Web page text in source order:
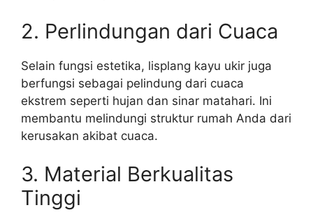
2. Perlindungan dari Cuaca
Selain fungsi estetika, lisplang kayu ukir juga
berfungsi sebagai pelindung dari cuaca
ekstrem seperti hujan dan sinar matahari. Ini
membantu melindungi struktur rumah Anda dari
kerusakan akibat cuaca.
3. Material Berkualitas
Tinggi